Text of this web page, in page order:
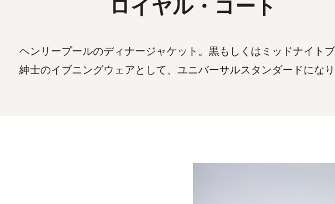
ロイヤル・コート
ヘンリープールのディナージャケット。黒もしくはミッドナイト
紳士のイブニングウェアとして、ユニバーサルスタンダードにな